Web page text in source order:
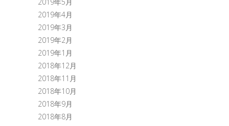
2019年4月
2019年3月
2019年2月
2019年1月
2018年12月
2018年11月
2018年10月
2018年9月
2018年8月